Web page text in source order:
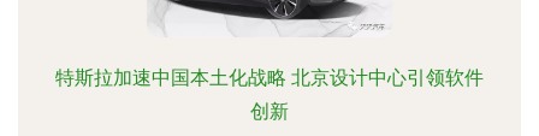
特斯拉加速中国本土化战略 北京设计中心引领软件
创新